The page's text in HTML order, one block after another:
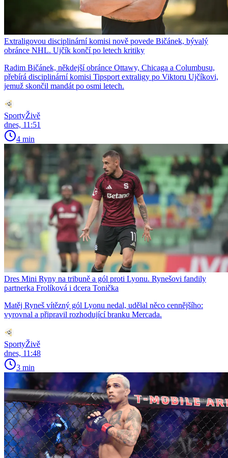
Extraligovou disciplinární komisi nově povede Bičánek, bývalý
obránce NHL. Ujčík končí po letech kritiky
Radim Bičánek, někdejší obránce Ottawy, Chicaga a Columbusu,
přebírá disciplinární komisi Tipsport extraligy po Viktoru Ujčíkovi,
jemuž skončil mandát po osmi letech.
SportyŽivě
dnes, 11:51
4 min
Dres Mini Ryny na tribuně a gól proti Lyonu. Rynešovi fandily
partnerka Frolíková i dcera Tonička
Matěj Ryneš vítězný gól Lyonu nedal, udělal něco cennějšího:
vyrovnal a připravil rozhodující branku Mercada.
SportyŽivě
dnes, 11:48
3 min